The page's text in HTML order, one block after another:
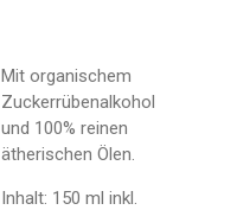
Mit organischem
Zuckerrübenalkohol
und 100% reinen
ätherischen Ölen.
Inhalt: 150 ml inkl.